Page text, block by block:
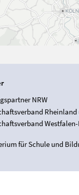
NRW
Rheinland
für Schule und